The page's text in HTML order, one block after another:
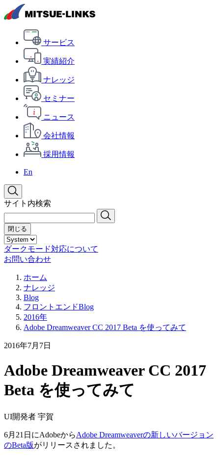
サービス
実績紹介
ナレッジ
セミナー
ニュース
会社情報
採用情報
En
サイト内検索
閉じる
ダークモード対応について
お問い合わせ
ホーム
ナレッジ
Blog
フロントエンドBlog
2016年
Adobe Dreamweaver CC 2017 Beta を使ってみて
2016年7月7日
Adobe Dreamweaver CC 2017
Beta を使ってみて
UI開発者 宇賀
6月21日にAdobeからAdobe Dreamweaverの新しいバージョン
のBeta版がリリースされました。